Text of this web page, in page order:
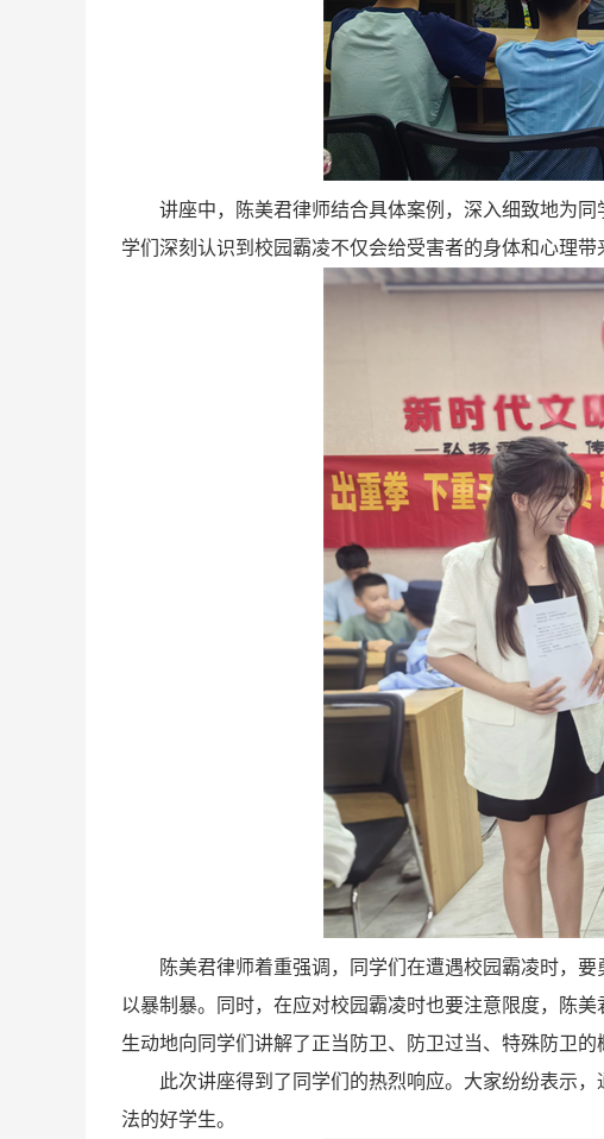
讲座中，陈美君律师结合具体案例，深入细致地为
学们深刻认识到校园霸凌不仅会给受害者的身体和心理
陈美君律师着重强调，同学们在遭遇校园霸凌时，
以暴制暴。同时，在应对校园霸凌时也要注意限度，陈
生动地向同学们讲解了正当防卫、防卫过当、特殊防卫
此次讲座得到了同学们的热烈响应。大家纷纷表示
法的好学生。